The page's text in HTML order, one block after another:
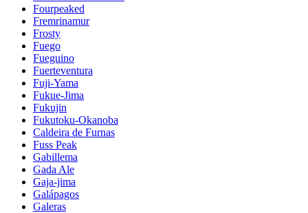
Fourpeaked
Fremrinamur
Frosty
Fuego
Fueguino
Fuerteventura
Fuji-Yama
Fukue-Jima
Fukujin
Fukutoku-Okanoba
Caldeira de Furnas
Fuss Peak
Gabillema
Gada Ale
Gaja-jima
Galápagos
Galeras